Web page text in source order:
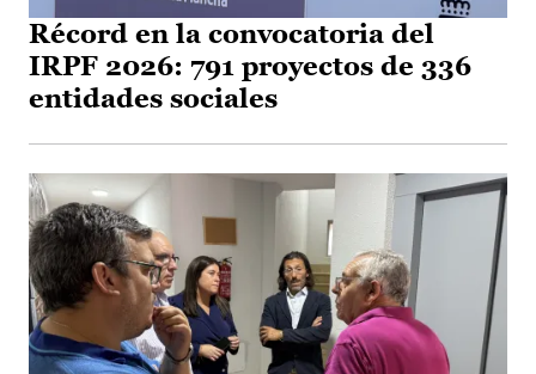
Récord en la convocatoria del
IRPF 2026: 791 proyectos de 336
entidades sociales